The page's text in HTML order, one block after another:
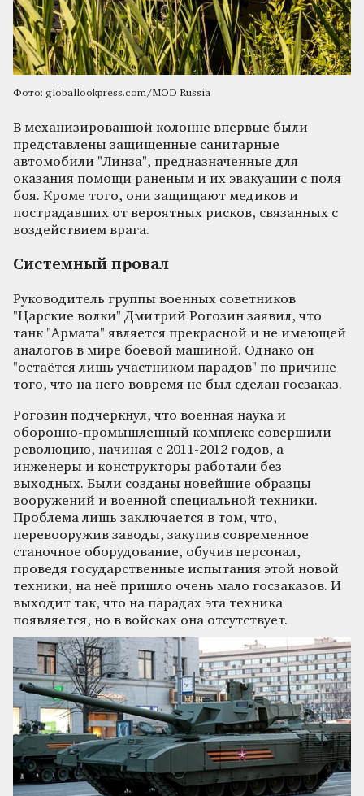
Фото: globallookpress.com/MOD Russia
В механизированной колонне впервые были
представлены защищенные санитарные
автомобили "Линза", предназначенные для
оказания помощи раненым и их эвакуации с поля
боя. Кроме того, они защищают медиков и
пострадавших от вероятных рисков, связанных с
воздействием врага.
Системный провал
Руководитель группы военных советников
"Царские волки" Дмитрий Рогозин заявил, что
танк "Армата" является прекрасной и не имеющей
аналогов в мире боевой машиной. Однако он
"остаётся лишь участником парадов" по причине
того, что на него вовремя не был сделан госзаказ.
Рогозин подчеркнул, что военная наука и
оборонно-промышленный комплекс совершили
революцию, начиная с 2011-2012 годов, а
инженеры и конструкторы работали без
выходных. Были созданы новейшие образцы
вооружений и военной специальной техники.
Проблема лишь заключается в том, что,
перевооружив заводы, закупив современное
станочное оборудование, обучив персонал,
проведя государственные испытания этой новой
техники, на неё пришло очень мало госзаказов. И
выходит так, что на парадах эта техника
появляется, но в войсках она отсутствует.